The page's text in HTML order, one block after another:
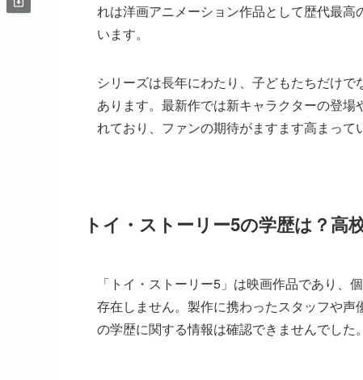
れは洋画アニメーション作品として歴代最
います。
シリーズは長年にわたり、子どもたちだけ
あります。最新作では新キャラクターの登
れており、ファンの期待がますます高まって
トイ・ストーリー5の学歴は？高
「トイ・ストーリー5」は映画作品であり
存在しません。製作に携わったスタッフや
の学歴に関する情報は確認できませんでした。